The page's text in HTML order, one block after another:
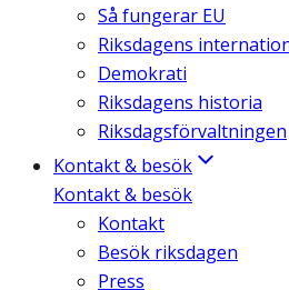
Så fungerar EU
Riksdagens
Demokrati
Riksdagens historia
Riksdagsförvaltningen
Kontakt & besök
Kontakt & besök
Kontakt
Besök riksdagen
Press